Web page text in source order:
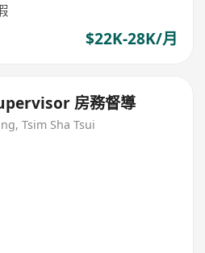
$22K-28K/月
房務督導
Tsim Sha Tsui